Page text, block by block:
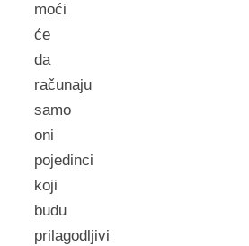
moći
će
da
računaju
samo
oni
pojedinci
koji
budu
prilagodljivi